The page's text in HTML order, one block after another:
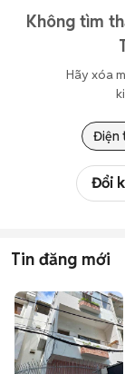
Không tìm
Hãy xóa
Điện
Đổi
Tin đăng mới